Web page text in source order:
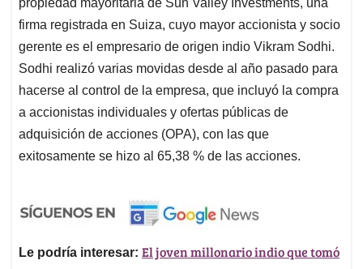
propiedad mayoritaria de Sun Valley Investments, una
firma registrada en Suiza, cuyo mayor accionista y socio
gerente es el empresario de origen indio Vikram Sodhi.
Sodhi realizó varias movidas desde al año pasado para
hacerse al control de la empresa, que incluyó la compra
a accionistas individuales y ofertas públicas de
adquisición de acciones (OPA), con las que
exitosamente se hizo al 65,38 % de las acciones.
Le podría interesar: El joven millonario indio que tomó